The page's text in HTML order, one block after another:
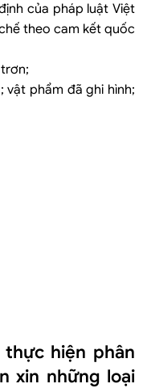
ngoài trong công ty có thực
của pháp luật Việt
theo cam kết quốc
vật phẩm đã ghi hình;
hiện phân
xin những loại